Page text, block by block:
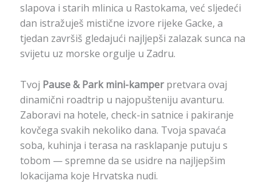
slapova i starih mlinica u Rastokama, već sljedeći
dan istražuješ mistične izvore rijeke Gacke, a
tjedan završiš gledajući najljepši zalazak sunca na
svijetu uz morske orgulje u Zadru.
Tvoj Pause & Park mini-kamperpretvara ovaj
dinamični roadtrip u najopušteniju avanturu.
Zaboravi na hotele, check-in satnice i pakiranje
kovčega svakih nekoliko dana. Tvoja spavaća
soba, kuhinja i terasa na rasklapanje putuju s
tobom — spremne da se usidre na najljepšim
lokacijama koje Hrvatska nudi.